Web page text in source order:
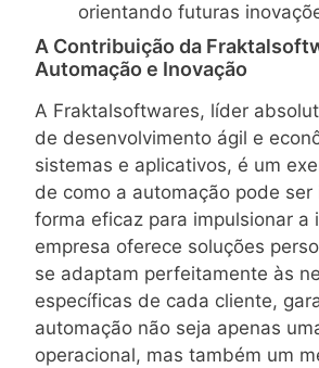
orientando futuras
A Contribuição da
Automação e Inovação
A Fraktalsoftwares, líder
de desenvolvimento ágil e
sistemas e aplicativos, é um
de como a automação pode
forma eficaz para impulsionar a
empresa oferece soluções
se adaptam perfeitamente às
específicas de cada cliente,
automação não seja apenas
operacional, mas também um